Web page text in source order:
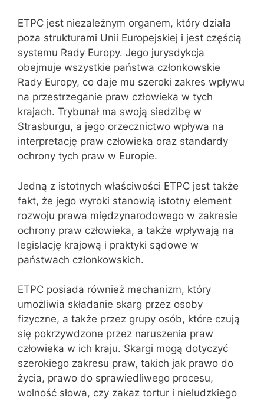
ETPC jest niezależnym organem, który działa
poza strukturami Unii Europejskiej i jest częścią
systemu Rady Europy. Jego jurysdykcja
obejmuje wszystkie państwa członkowskie
Rady Europy, co daje mu szeroki zakres wpływu
na przestrzeganie praw człowieka w tych
krajach. Trybunał ma swoją siedzibę w
Strasburgu, a jego orzecznictwo wpływa na
interpretację praw człowieka oraz standardy
ochrony tych praw w Europie.
Jedną z istotnych właściwości ETPC jest także
fakt, że jego wyroki stanowią istotny element
rozwoju prawa międzynarodowego w zakresie
ochrony praw człowieka, a także wpływają na
legislację krajową i praktyki sądowe w
państwach członkowskich.
ETPC posiada również mechanizm, który
umożliwia składanie skarg przez osoby
fizyczne, a także przez grupy osób, które czują
się pokrzywdzone przez naruszenia praw
człowieka w ich kraju. Skargi mogą dotyczyć
szerokiego zakresu praw, takich jak prawo do
życia, prawo do sprawiedliwego procesu,
wolność słowa, czy zakaz tortur i nieludzkiego